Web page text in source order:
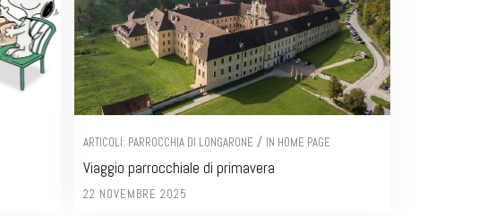
ARTICOLI: PARROCCHIA DI LONGARONE / IN HOME PAGE
Viaggio parrocchiale di primavera
22 NOVEMBRE 2025